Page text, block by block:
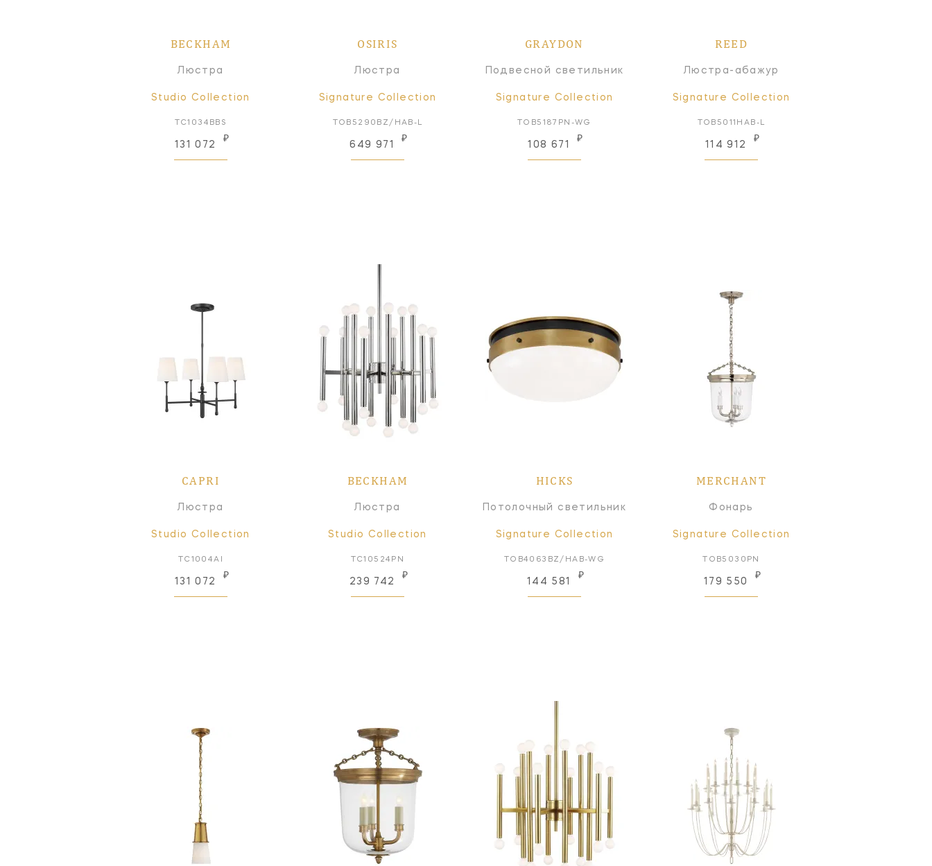
BECKHAM
Люстра
Studio Collection
TC1034BBS
131 072
₽
OSIRIS
Люстра
Signature Collection
TOB5290BZ/HAB-L
649 971
₽
GRAYDON
Подвесной светильник
Signature Collection
TOB5187PN-WG
108 671
₽
REED
Люстра-абажур
Signature Collection
TOB5011HAB-L
114 912
₽
CAPRI
Люстра
Studio Collection
TC1004AI
131 072
₽
BECKHAM
Люстра
Studio Collection
TC10524PN
239 742
₽
HICKS
Потолочный светильник
Signature Collection
TOB4063BZ/HAB-WG
144 581
₽
MERCHANT
Фонарь
Signature Collection
TOB5030PN
179 550
₽